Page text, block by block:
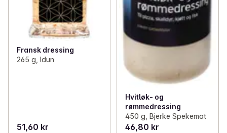
Fransk dressing
265 g, Idun
51,60 kr
Hvitløk- og
rømmedressing
450 g, Bjerke Spekemat
46,80 kr